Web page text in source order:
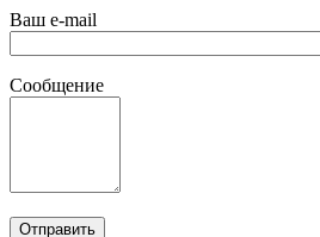
Ваш e-mail
Сообщение